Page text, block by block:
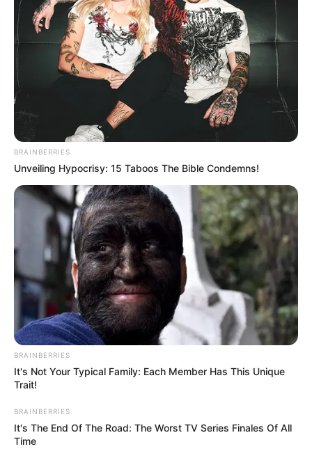
ข่าวต่อไปเป็นข่าว รอดปาฏิหาริย์ จากของน้องพี เด็กชาย
วัย 14 ปี
ที่โดนใบมีดเสียบติดเครื่องบดขยะ ต้องบอกว่า
ภาพเหตุการณ์ดูน่ากลัวมากๆ โดยผู้ที่เห็นเหตุการณ์เล่าว่า
น้องพี เข้าไปเก็บเศษขยะที่ติดอยู่ในเครื่องบด หรือเรียกกัน
ว่า เครื่องหัวสะบัด แต่ระหว่างที่น้องพีมุดเครื่องเข้าไปนั้น มี
คนงานของบ่อขยะไม่ทราบว่าน้องพีเข้าไปอยู่ภายในเครื่อง
จึงกดปุ่มเปิดวอร์มเครื่องก่อนจะทำงาน จู่ๆ ก็ได้ยินเสียง
น้องพี ร้องตะโกนดังออกมาจากเครื่อง จึงรีบวิ่งไปดู แล้วก็
พบว่าน้องถูกใบบดเสียบติดอยู่ที่ช่วงขาจัดเป็นชุดตัวเลข
ของข่าวนี้ได้ 14 20 07 48
BRAINBERRIES
Unveiling Hypocrisy: 15 Taboos The Bible Condemns!
BRAINBERRIES
It's Not Your Typical Family: Each Member Has This Unique
Trait!
BRAINBERRIES
It's The End Of The Road: The Worst TV Series Finales Of All
Time